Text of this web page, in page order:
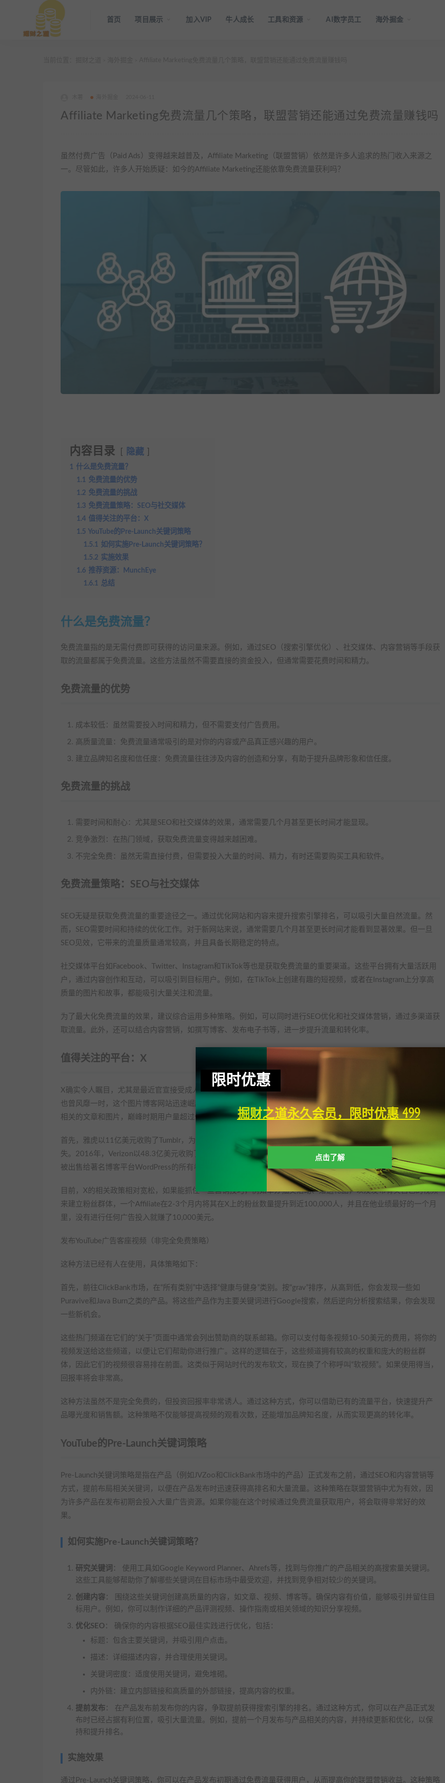
首页 项目展示 加入VIP 牛人成长 工具和资源 AI数字员工 海外掘金
Affiliate Marketing免费流量几个策略，联盟营销还能通过免费流量赚钱吗
虽然付费广告（Paid Ads）变得越来越普及，Affiliate Marketing（联盟营销）依然是许多人追求的热门收入来源之
一。尽管如此，许多人开始质疑：如今的Affiliate Marketing还能依靠免费流量获利吗？
内容目录 隐藏
1 什么是免费流量？
1.1 免费流量的优势
1.2 免费流量的挑战
1.3 免费流量策略：SEO与社交媒体
1.4 值得关注的平台：X
1.5 YouTube的Pre-Launch关键词策略
1.5.1 如何实施Pre-Launch关键词策略？
1.5.2 实施效果
1.6 推荐资源：MunchEye
1.6.1 总结
什么是免费流量？
免费流量指的是无需付费即可获得的访问量来源。例如，通过SEO（搜索引擎优化）、社交媒体、内容营销等手段获
取的流量都属于免费流量。这些方法虽然不需要直接的资金投入，但通常需要花费时间和精力。
免费流量的优势
成本较低：虽然需要投入时间和精力，但不需要支付广告费用。
高质量流量：免费流量通常吸引的是对你的内容或产品真正感兴趣的用户。
建立品牌知名度和信任度：免费流量往往涉及内容的创造和分享，有助于提升品牌形象和信任度。
免费流量的挑战
需要时间和耐心：尤其是SEO和社交媒体的效果，通常需要几个月甚至更长时间才能显现。
竞争激烈：在热门领域，获取免费流量变得越来越困难。
不完全免费：虽然无需直接付费，但需要投入大量的时间、精力，有时还需要购买工具和软件。
免费流量策略：SEO与社交媒体
SEO无疑是获取免费流量的重要途径之一。通过优化网站和内容来提升搜索引擎排名，可以吸引大量自然流量。然
而，SEO需要时间和持续的优化工作。对于新网站来说，通常需要几个月甚至更长时间才能看到显著效果。但一旦
SEO见效，它带来的流量质量通常较高，并且具备长期稳定的特点。
社交媒体平台如Facebook、Twitter、Instagram和TikTok等也是获取免费流量的重要渠道。这些平台拥有大量活跃用
户，通过内容创作和互动，可以吸引到目标用户。例如，在TikTok上创建有趣的短视频，或者在Instagram上分享高
质量的图片和故事，都能吸引大量关注和流量。
为了最大化免费流量的效果，建议综合运用多种策略。例如，可以同时进行SEO优化和社交媒体营销，通过多渠道获
取流量。此外，还可以结合内容营销，如撰写博客、发布电子书等，进一步提升流量和转化率。
值得关注的平台：X
X确实令人瞩目，尤其是最近官宣接受成人内容，这一举措可能真的会让X平台实现非线性发展。回顾过去，Tumblr
也曾风靡一时，这个图片博客网站迅速崛起，成为明星初创公司。Tumblr一直对成人内容持开放态度，用户可以发布
相关的文章和图片，巅峰时期用户量超过亿。然而，Tumblr的命运在其两次易手后发生了重大变化。
首先，雅虎以11亿美元收购了Tumblr，为了实现广告营收目标，Tumblr必须过滤掉成人内容，这导致了大量用户流
失。2016年，Verizon以48.3亿美元收购了Tumblr，将其归属到子公司Oath旗下。最终，Tumblr以300万美元的低价
被出售给著名博客平台WordPress的所有者Automattic，与当初雅虎的收购价相比，Tumblr的贬值可谓惨烈。
目前，X的相关政策相对宽松，如果能抓住一些营销技巧，例如举办抽奖活动、赠送礼品，以及发布有关自己的视频
来建立粉丝群体，一个Affiliate在2-3个月内将其在X上的粉丝数量提升到近100,000人，并且在他业绩最好的一个月
里，没有进行任何广告投入就赚了10,000美元。
发布YouTube广告客座视频（非完全免费策略）
这种方法已经有人在使用，具体策略如下：
首先，前往ClickBank市场，在“所有类别”中选择“健康与健身”类别。按“grav”排序，从高到低，你会发现一些如
Puravive和Java Burn之类的产品。将这些产品作为主要关键词进行Google搜索，然后逆向分析搜索结果，你会发现
一些新机会。
这些热门频道在它们的“关于”页面中通常会列出赞助商的联系邮箱。你可以支付每条视频10-50美元的费用，将你的
视频发送给这些频道，以便让它们帮助你进行推广。这样的逻辑在于，这些频道拥有较高的权重和庞大的粉丝群
体，因此它们的视频很容易排在前面。这类似于网站时代的发布软文，现在换了个称呼叫“软视频”。如果使用得当，
回报率将会非常高。
这种方法虽然不是完全免费的，但投资回报率非常诱人。通过这种方式，你可以借助已有的流量平台，快速提升产
品曝光度和销售额。这种策略不仅能够提高视频的观看次数，还能增加品牌知名度，从而实现更高的转化率。
YouTube的Pre-Launch关键词策略
Pre-Launch关键词策略是指在产品（例如JVZoo和ClickBank市场中的产品）正式发布之前，通过SEO和内容营销等
方式，提前布局相关关键词，以便在产品发布时迅速获得高排名和大量流量。这种策略在联盟营销中尤为有效，因
为许多产品在发布初期会投入大量广告资源。如果你能在这个时候通过免费流量获取用户，将会取得非常好的效
果。
如何实施Pre-Launch关键词策略？
研究关键词 ： 使用工具如Google Keyword Planner、Ahrefs等，找到与你推广的产品相关的高搜索量关键词。
这些工具能够帮助你了解哪些关键词在目标市场中最受欢迎，并找到竞争相对较少的关键词。
创建内容 ： 围绕这些关键词创建高质量的内容，如文章、视频、博客等。确保内容有价值，能够吸引并留住目
标用户。例如，你可以制作详细的产品评测视频、操作指南或相关领域的知识分享视频。
优化SEO ： 确保你的内容根据SEO最佳实践进行优化，包括：
标题：包含主要关键词，并吸引用户点击。
描述：详细描述内容，并合理使用关键词。
关键词密度：适度使用关键词，避免堆砌。
内外链：建立内部链接和高质量的外部链接，提高内容的权重。
提前发布 ： 在产品发布前发布你的内容，争取提前获得搜索引擎的排名。通过这种方式，你可以在产品正式发
布时已经占据有利位置，吸引大量流量。例如，提前一个月发布与产品相关的内容，并持续更新和优化，以保
持和提升排名。
实施效果
通过Pre-Launch关键词策略，你可以在产品发布初期通过免费流量获得用户，从而提高你的联盟营销收益。这种策略
限时优惠
掘财之道永久会员，限时优惠 499
点击了解